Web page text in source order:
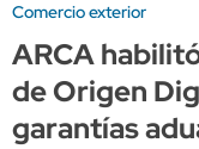
Comercio exterior
ARCA
de Origen
garantías